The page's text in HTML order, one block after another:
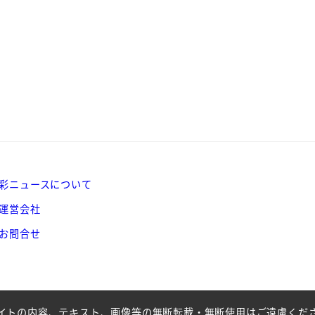
ニュースについて
営会社
問合せ